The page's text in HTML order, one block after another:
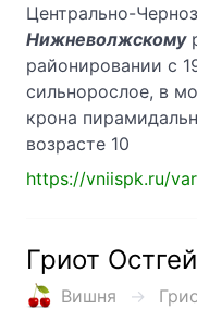
Центрально-
Нижневолжскому
районировании с
сильнорослое, в
крона
возрасте 10
https://vniispk.ru/
Гриот
Вишня